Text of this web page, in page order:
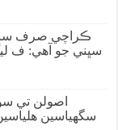
ڪراچي صرف
سڀني جو آهي: ف
سگهياسين